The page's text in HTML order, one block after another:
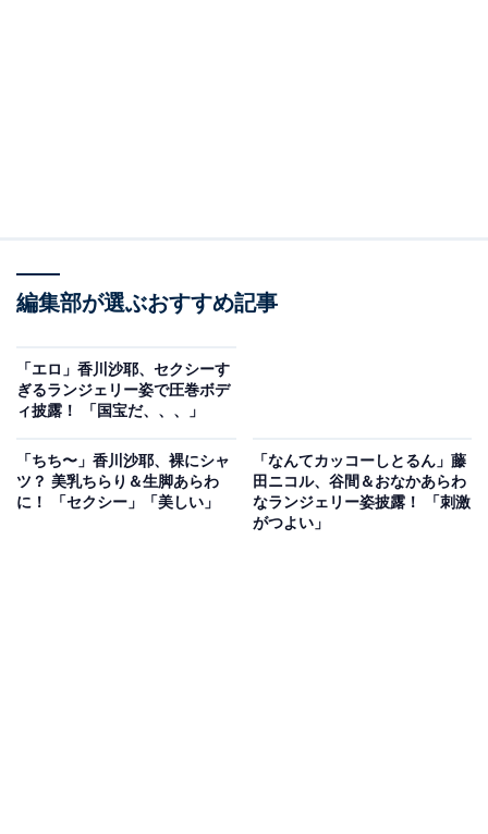
編集部が選ぶおすすめ記事
「エロ」香川沙耶、セクシーす
ぎるランジェリー姿で圧巻ボデ
ィ披露！ 「国宝だ、、、」
「ちち〜」香川沙耶、裸にシャ
ツ？ 美乳ちらり＆生脚あらわ
に！ 「セクシー」「美しい」
「なんてカッコーしとるん」藤
田ニコル、谷間＆おなかあらわ
なランジェリー姿披露！ 「刺激
がつよい」